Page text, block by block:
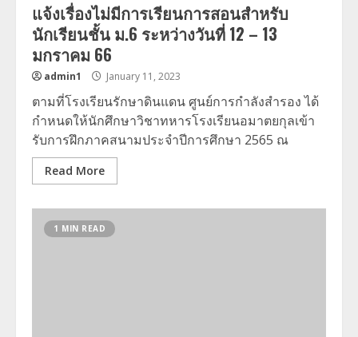
แจ้งเรื่องไม่มีการเรียนการสอนสำหรับ
นักเรียนชั้น ม.6 ระหว่างวันที่ 12 – 13
มกราคม 66
admin1 January 11, 2023
ตามที่โรงเรียนรักษาดินแดน ศูนย์การกำลังสำรอง ได้
กำหนดให้นักศึกษาวิชาทหารโรงเรียนอมาตยกุลเข้า
รับการฝึกภาคสนามประจำปีการศึกษา 2565 ณ
Read More
1 MIN READ